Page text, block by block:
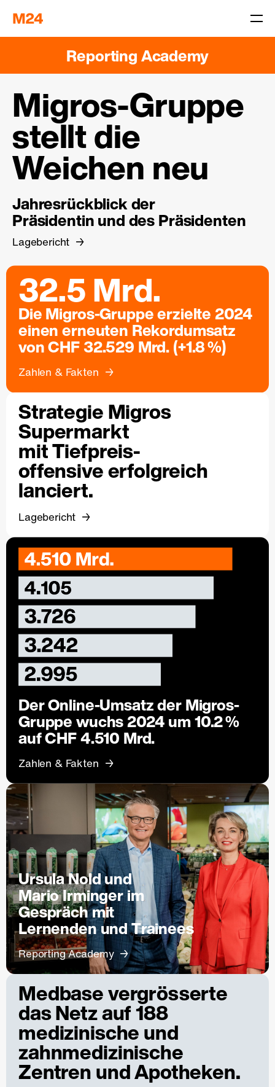
Reporting Academy
Migros-Gruppe
stellt die
Weichen neu
Jahresrückblick der
Präsidentin und des Präsidenten
Lagebericht
32.5 Mrd.
Die Migros-Gruppe erzielte 2024
einen erneuten Rekordumsatz
von CHF 32.529 Mrd. (+1.8 %)
Zahlen & Fakten
Strategie Migros
Supermarkt
mit Tiefpreis-
offensive erfolgreich
lanciert.
Lagebericht
Der Online-Umsatz der Migros-
Gruppe wuchs 2024 um 10.2 %
auf CHF 4.510 Mrd.
Zahlen & Fakten
Ursula Nold und
Mario Irminger im
Gespräch mit
Lernenden und Trainees
Reporting Academy
Medbase vergrösserte
das Netz auf 188
medizinische und
zahnmedizinische
Zentren und Apotheken.